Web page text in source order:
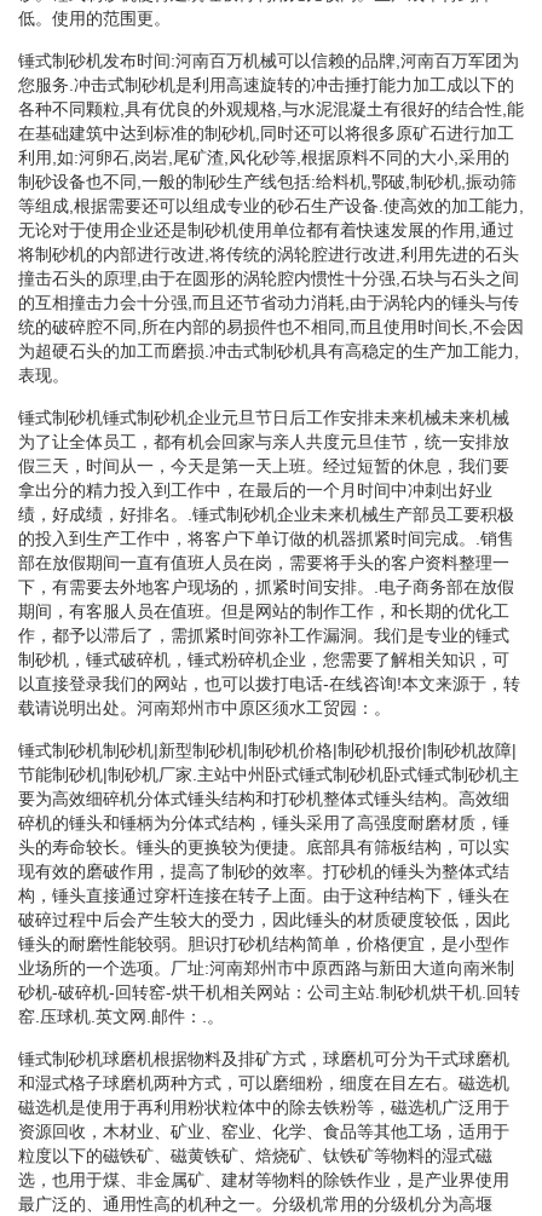
低。使用的范围更。
锤式制砂机发布时间:河南百万机械可以信赖的品牌,河南百万军团为
您服务.冲击式制砂机是利用高速旋转的冲击捶打能力加工成以下的
各种不同颗粒,具有优良的外观规格,与水泥混凝土有很好的结合性,能
在基础建筑中达到标准的制砂机,同时还可以将很多原矿石进行加工
利用,如:河卵石,岗岩,尾矿渣,风化砂等,根据原料不同的大小,采用的
制砂设备也不同,一般的制砂生产线包括:给料机,鄂破,制砂机,振动筛
等组成,根据需要还可以组成专业的砂石生产设备.使高效的加工能力,
无论对于使用企业还是制砂机使用单位都有着快速发展的作用,通过
将制砂机的内部进行改进,将传统的涡轮腔进行改进,利用先进的石头
撞击石头的原理,由于在圆形的涡轮腔内惯性十分强,石块与石头之间
的互相撞击力会十分强,而且还节省动力消耗,由于涡轮内的锤头与传
统的破碎腔不同,所在内部的易损件也不相同,而且使用时间长,不会因
为超硬石头的加工而磨损.冲击式制砂机具有高稳定的生产加工能力,
表现。
锤式制砂机锤式制砂机企业元旦节日后工作安排未来机械未来机械
为了让全体员工，都有机会回家与亲人共度元旦佳节，统一安排放
假三天，时间从一，今天是第一天上班。经过短暂的休息，我们要
拿出分的精力投入到工作中，在最后的一个月时间中冲刺出好业
绩，好成绩，好排名。.锤式制砂机企业未来机械生产部员工要积极
的投入到生产工作中，将客户下单订做的机器抓紧时间完成。.销售
部在放假期间一直有值班人员在岗，需要将手头的客户资料整理一
下，有需要去外地客户现场的，抓紧时间安排。.电子商务部在放假
期间，有客服人员在值班。但是网站的制作工作，和长期的优化工
作，都予以滞后了，需抓紧时间弥补工作漏洞。我们是专业的锤式
制砂机，锤式破碎机，锤式粉碎机企业，您需要了解相关知识，可
以直接登录我们的网站，也可以拨打电话-在线咨询!本文来源于，转
载请说明出处。河南郑州市中原区须水工贸园：。
锤式制砂机制砂机|新型制砂机|制砂机价格|制砂机报价|制砂机故障|
节能制砂机|制砂机厂家.主站中州卧式锤式制砂机卧式锤式制砂机主
要为高效细碎机分体式锤头结构和打砂机整体式锤头结构。高效细
碎机的锤头和锤柄为分体式结构，锤头采用了高强度耐磨材质，锤
头的寿命较长。锤头的更换较为便捷。底部具有筛板结构，可以实
现有效的磨破作用，提高了制砂的效率。打砂机的锤头为整体式结
构，锤头直接通过穿杆连接在转子上面。由于这种结构下，锤头在
破碎过程中后会产生较大的受力，因此锤头的材质硬度较低，因此
锤头的耐磨性能较弱。胆识打砂机结构简单，价格便宜，是小型作
业场所的一个选项。厂址:河南郑州市中原西路与新田大道向南米制
砂机-破碎机-回转窑-烘干机相关网站：公司主站.制砂机烘干机.回转
窑.压球机.英文网.邮件：.。
锤式制砂机球磨机根据物料及排矿方式，球磨机可分为干式球磨机
和湿式格子球磨机两种方式，可以磨细粉，细度在目左右。磁选机
磁选机是使用于再利用粉状粒体中的除去铁粉等，磁选机广泛用于
资源回收，木材业、矿业、窑业、化学、食品等其他工场，适用于
粒度以下的磁铁矿、磁黄铁矿、焙烧矿、钛铁矿等物料的湿式磁
选，也用于煤、非金属矿、建材等物料的除铁作业，是产业界使用
最广泛的、通用性高的机种之一。分级机常用的分级机分为高堰